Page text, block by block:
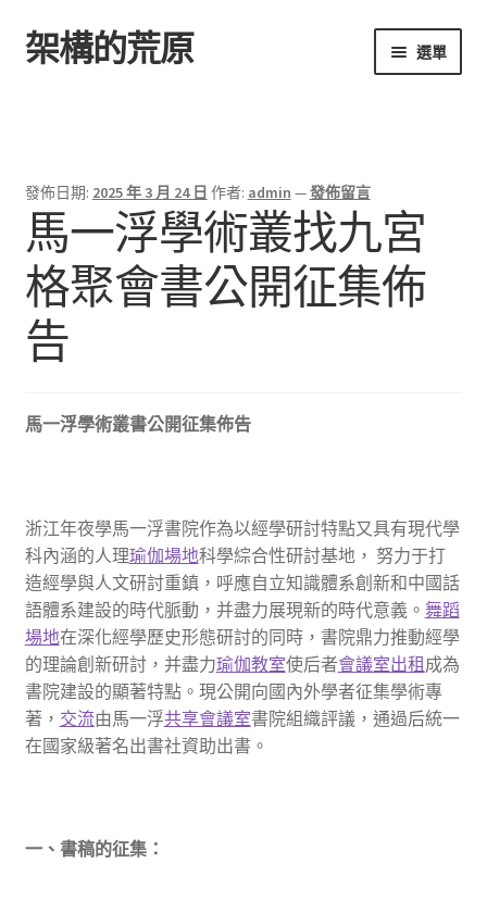
跳
至
跳
至
架構的荒原 選單
發佈日期: 2025 年 3 月 24 日 作者: admin —發佈留言
馬一浮學術叢找九宮
格聚會書公開征集佈
告
馬一浮學術叢書公開征集佈告
浙江年夜學馬一浮書院作為以經學研討特點又具有現代學
科內涵的人理瑜伽場地科學綜合性研討基地， 努力于打
造經學與人文研討重鎮，呼應自立知識體系創新和中國話
語體系建設的時代脈動，并盡力展現新的時代意義。 舞蹈
場地在深化經學歷史形態研討的同時，書院鼎力推動經學
的理論創新研討，并盡力瑜伽教室使后者會議室出租成為
書院建設的顯著特點。現公開向國內外學者征集學術專
著， 交流由馬一浮共享會議室書院組織評議，通過后統一
在國家級著名出書社資助出書。
一、書稿的征集：